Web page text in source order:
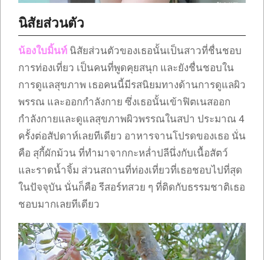
นิสัยส่วนตัว
น้องใบมิ้นท์ นิสัยส่วนตัวของเธอนั้นเป็นสาวที่ชื่นชอบ
การท่องเที่ยว เป็นคนที่พูดคุยสนุก และยังชื่นชอบใน
การดูแลสุขภาพ เธอคนนี้มีรสนิยมทางด้านการดูแลผิว
พรรณ และออกกำลังกาย ซึ่งเธอนั้นเข้าฟิตเนสออก
กำลังกายและดูแลสุขภาพผิวพรรณในสปา ประมาณ 4
ครั้งต่อสัปดาห์เลยทีเดียว อาหารจานโปรดของเธอ นั่น
คือ สุกี้ผักม้วน ที่ทำมาจากกะหล่ำปลีนึ่งกับเนื้อสัตว์
และราดน้ำจิ้ม ส่วนสถานที่ท่องเที่ยวที่เธอชอบไปที่สุด
ในปัจจุบัน นั่นก็คือ รีสอร์ทสวย ๆ ที่ติดกับธรรมชาติเธอ
ชอบมากเลยทีเดียว